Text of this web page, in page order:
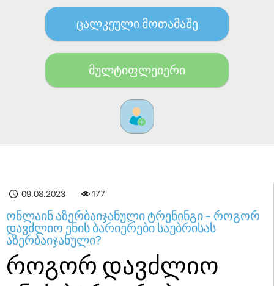
ცალკეული მოთამაშე
მულტიფლეიერი
09.08.2023 177
ონლაინ აზერბაიჯანული ტრენინგი - როგორ
დავძლიო ენის ბარიერები საუბრისას
აზერბაიჯანული?
როგორ დავძლიო